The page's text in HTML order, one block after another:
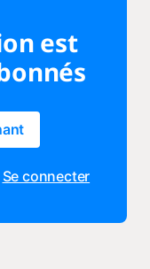
est
Se connecter